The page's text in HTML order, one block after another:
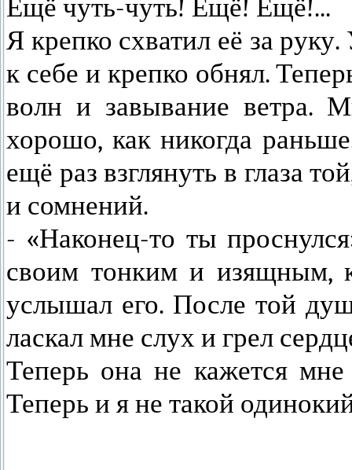
Ещё чуть-чуть! Ещё! Ещё!...
Я крепко схватил её за
к себе и крепко обнял.
волн и завывание ветра.
хорошо, как никогда
ещё раз взглянуть в глаза
и сомнений.
- «Наконец-то ты
своим тонким и изящным,
услышал его. После той
ласкал мне слух и грел
Теперь она не кажется
Теперь и я не такой